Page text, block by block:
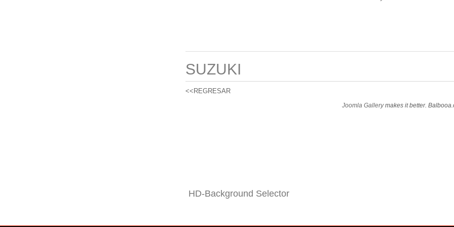
SUZUKI
<<REGRESAR
Joomla Gallerymakes it better.
HD-Background Selector